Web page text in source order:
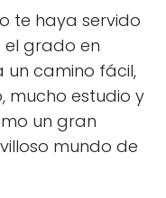
te haya servido
grado en
un camino fácil,
mucho estudio y
un gran
mundo de